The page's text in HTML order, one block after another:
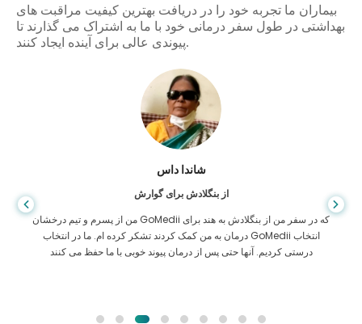
بیماران ما تجربه خود را در دریافت بهترین کیفیت مراقبت های
بهداشتی در طول سفر درمانی خود با ما به اشتراک می گذارند تا
پیوندی عالی برای آینده ایجاد کنند.
شاندا داس
از بنگلادش برای گوارش
من از پسرم و تیم درخشان GoMedii که در سفر من از بنگلادش به هند برای
درمان به من کمک کردند تشکر کرده ام. ما در انتخاب GoMedii انتخاب
درستی کردیم. آنها حتی پس از درمان پیوند خوبی با ما حفظ می کنند